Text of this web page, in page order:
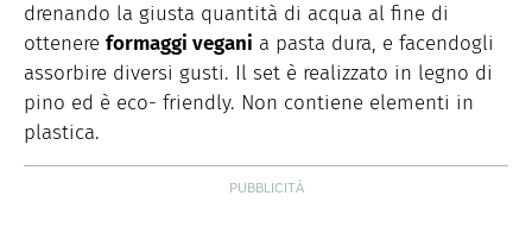
drenando la giusta quantità di acqua al fine di
ottenere formaggi vegani a pasta dura, e facendogli
assorbire diversi gusti. Il set è realizzato in legno di
pino ed è eco- friendly. Non contiene elementi in
plastica.